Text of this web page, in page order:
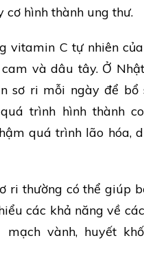
cơ hình thành ung thư.
vitamin C tự nhiên
và dâu tây. Ở
sơ ri mỗi ngày để bổ
trình hình thành
quá trình lão hóa,
ri thường có thể giúp
các khả năng về
mạch vành, huyết